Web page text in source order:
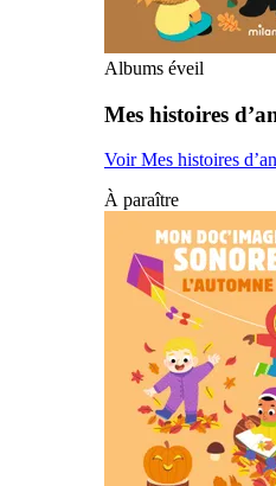
Albums éveil
Mes histoires
Voir Mes histoires
À paraître